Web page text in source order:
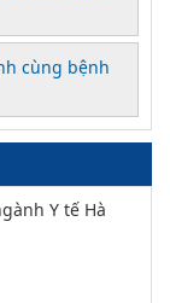
cùng bệnh
Y tế Hà